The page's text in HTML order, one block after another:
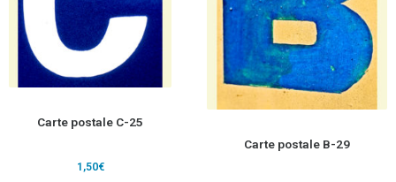
Carte postale C-25
1,50€
Carte postale B-29